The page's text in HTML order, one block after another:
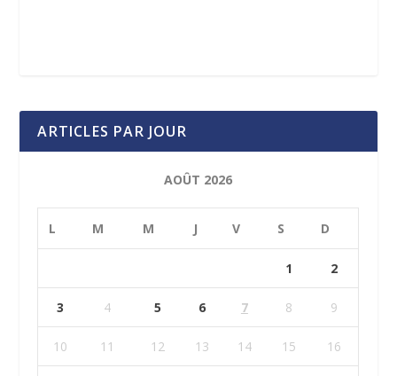
ARTICLES PAR JOUR
AOÛT 2026
L M M J V S D
1 2
3 4 5 6 7 8 9
10 11 12 13 14 15 16